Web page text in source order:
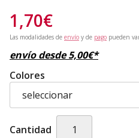
1,70€
Las modalidades de envío y de pago pueden
envío desde5,00€*
Colores
Cantidad